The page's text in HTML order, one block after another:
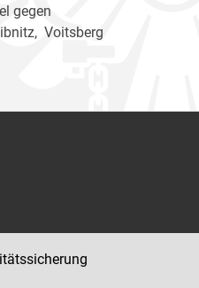
gegen
Voitsberg